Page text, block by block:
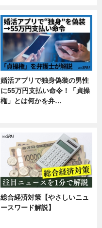
婚活アプリで独身偽装の男性
に55万円支払い命令！「貞操
権」とは何かを弁…
総合経済対策【やさしいニュ
ースワード解説】